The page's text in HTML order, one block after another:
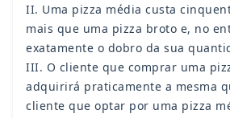
II. Uma pizza média custa
mais que uma pizza broto e, no
exatamente o dobro da sua
III. O cliente que comprar uma
adquirirá praticamente a mesma
cliente que optar por uma pizza